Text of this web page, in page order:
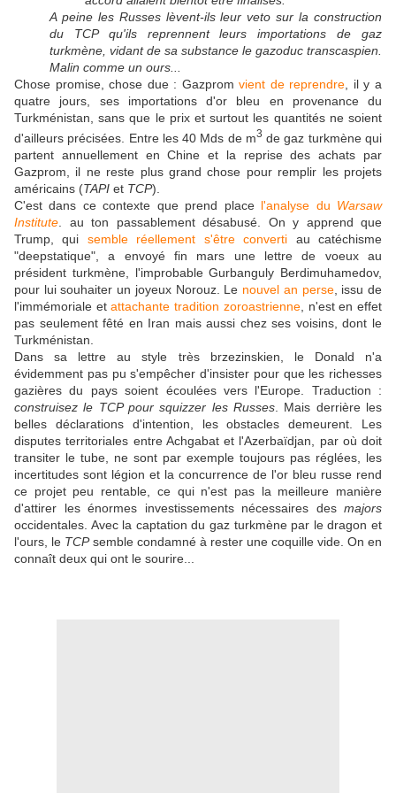
A peine les Russes lèvent-ils leur veto sur la construction
du TCP qu'ils reprennent leurs importations de gaz
turkmène, vidant de sa substance le gazoduc transcaspien.
Malin comme un ours...
Chose promise, chose due : Gazpromvient de reprendre , il y a
quatre jours, ses importations d'or bleu en provenance du
Turkménistan, sans que le prix et surtout les quantités ne soient
d'ailleurs précisées. Entre les 40 Mds de m3 de gaz turkmène qui
partent annuellement en Chine et la reprise des achats par
Gazprom, il ne reste plus grand chose pour remplir les projets
américains (TAPI et TCP).
C'est dans ce contexte que prend place l'analyse du Warsaw
Institute . au ton passablement désabusé. On y apprend que
Trump, qui semble réellement s'être converti au catéchisme
"deepstatique", a envoyé fin mars une lettre de voeux au
président turkmène, l'improbable Gurbanguly Berdimuhamedov,
pour lui souhaiter un joyeux Norouz. Le nouvel an perse, issu de
l'immémoriale etattachante tradition zoroastrienne, n'est en effet
pas seulement fêté en Iran mais aussi chez ses voisins, dont le
Turkménistan.
Dans sa lettre au style très brzezinskien, le Donald n'a
évidemment pas pu s'empêcher d'insister pour que les richesses
gazières du pays soient écoulées vers l'Europe. Traduction :
construisez le TCP pour squizzer les Russes . Mais derrière les
belles déclarations d'intention, les obstacles demeurent. Les
disputes territoriales entre Achgabat et l'Azerbaïdjan, par où doit
transiter le tube, ne sont par exemple toujours pas réglées, les
incertitudes sont légion et la concurrence de l'or bleu russe rend
ce projet peu rentable, ce qui n'est pas la meilleure manière
d'attirer les énormes investissements nécessaires des majors
occidentales. Avec la captation du gaz turkmène par le dragon et
l'ours, le TCPsemble condamné à rester une coquille vide. On en
connaît deux qui ont le sourire...